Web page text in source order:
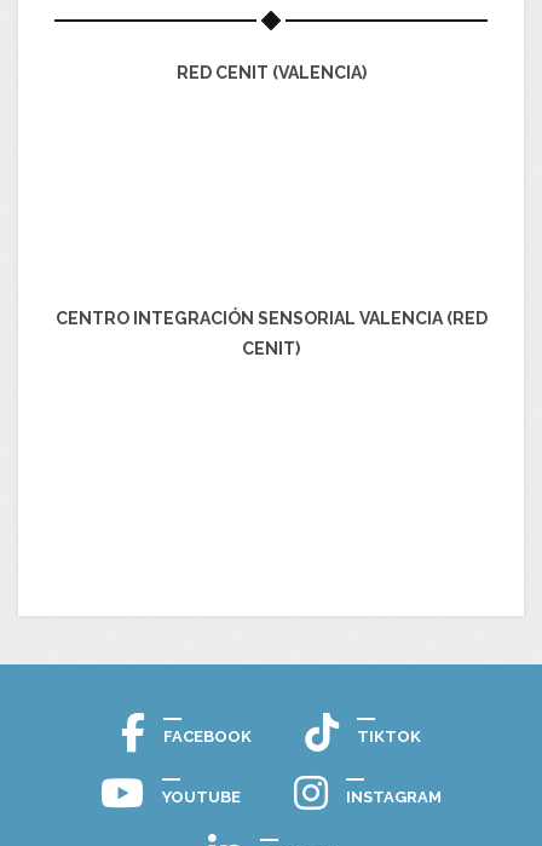
RED CENIT (VALENCIA)
CENTRO INTEGRACIÓN SENSORIAL VALENCIA (RED
CENIT)
FACEBOOK TIKTOK
YOUTUBE INSTAGRAM